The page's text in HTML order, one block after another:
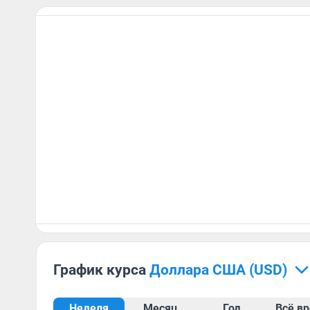
График курса доллара США (USD)